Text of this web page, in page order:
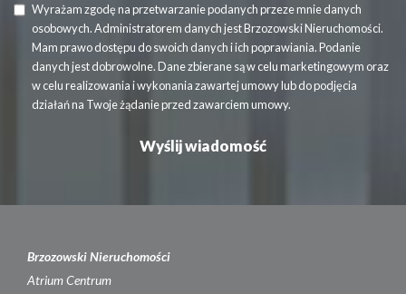
Wyrażam zgodę na przetwarzanie podanych przeze mnie danych
osobowych. Administratorem danych jest Brzozowski Nieruchomości.
Mam prawo dostępu do swoich danych i ich poprawiania. Podanie
danych jest dobrowolne. Dane zbierane są w celu marketingowym oraz
w celu realizowania i wykonania zawartej umowy lub do podjęcia
działań na Twoje żądanie przed zawarciem umowy.
Brzozowski Nieruchomości
Atrium Centrum